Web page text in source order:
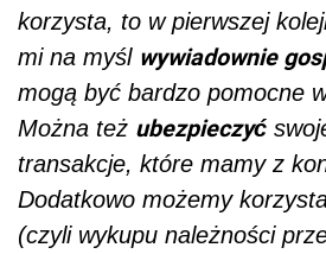
korzysta, to w pierwszej
mi na myśl wywiadownie
mogą być bardzo pomocne
Można też ubezpieczyć
transakcje, które mamy z
Dodatkowo możemy
(czyli wykupu należności